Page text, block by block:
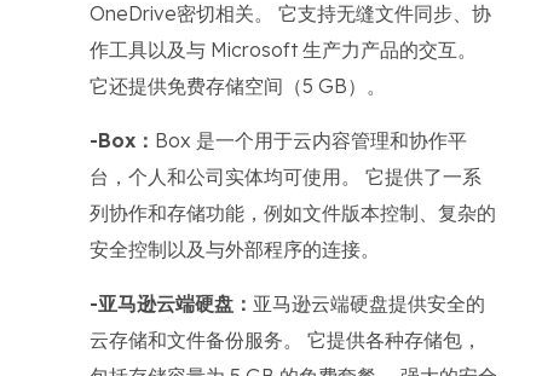
OneDrive密切相关。 它支持无缝文件同步、协
作工具以及与 Microsoft 生产力产品的交互。
它还提供免费存储空间（5 GB）。
-Box： Box 是一个用于云内容管理和协作平
台，个人和公司实体均可使用。 它提供了一系
列协作和存储功能，例如文件版本控制、复杂的
安全控制以及与外部程序的连接。
-亚马逊云端硬盘： 亚马逊云端硬盘提供安全的
云存储和文件备份服务。 它提供各种存储包，